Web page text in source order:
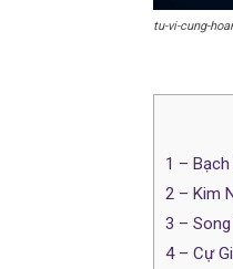
tu-vi-cung-
1 –
2 – Kim
3 –
4– Cự